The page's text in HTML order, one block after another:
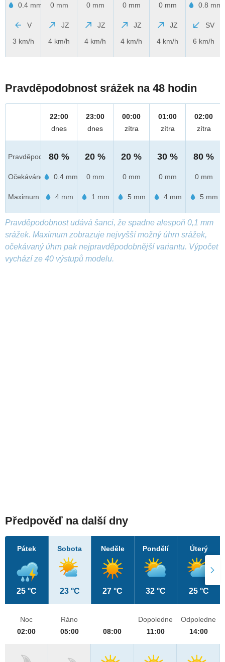
0.4 mm
V
3 km/h
0 mm
JZ
4 km/h
0 mm
JZ
4 km/h
0 mm
JZ
4 km/h
0 mm
JZ
4 km/h
0.8 mm
SV
6 km/h
Pravděpodobnost srážek na 48 hodin
Pravděpod.
Očekáváno
Maximum
22:00
dnes
80 %
0.4 mm
4 mm
23:00
dnes
20 %
0 mm
1 mm
00:00
zítra
20 %
0 mm
5 mm
01:00
zítra
30 %
0 mm
4 mm
02:00
zítra
80 %
0 mm
5 mm
Pravděpodobnost udává šanci, že spadne alespoň 0,1 mm
srážek. Maximum zobrazuje nejvyšší možný úhrn srážek,
očekávaný úhrn pak nejpravděpodobnější variantu. Výpočet
vychází ze 40 výstupů modelu.
Předpověď na další dny
Pátek
25 °C
Sobota
23 °C
Neděle
27 °C
Pondělí
32 °C
Úterý
25 °C
Noc
02:00
Ráno
05:00
08:00
Dopoledne
11:00
Odpoledne
14:00